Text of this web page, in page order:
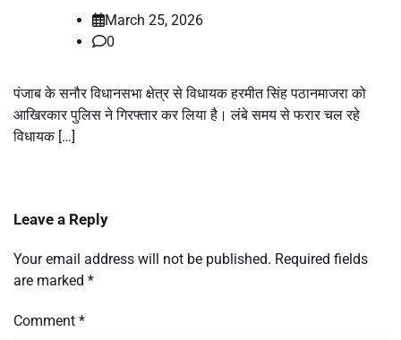
March 25, 2026
0
पंजाब के सनौर विधानसभा क्षेत्र से विधायक हरमीत सिंह पठानमाजरा को
आखिरकार पुलिस ने गिरफ्तार कर लिया है। लंबे समय से फरार चल रहे
विधायक […]
Leave a Reply
Your email address will not be published. Required fields
are marked *
Comment *